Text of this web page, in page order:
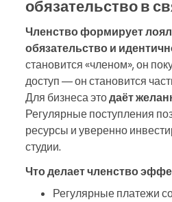
обязательство в
Членство формирует
обязательство и
становится «членом», он
доступ — он становится
Для бизнеса этодаёт
Регулярные поступления
ресурсы и уверенно
студии.
Что делает членство
Регулярные платежи